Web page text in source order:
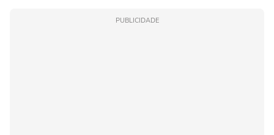
PUBLICIDADE